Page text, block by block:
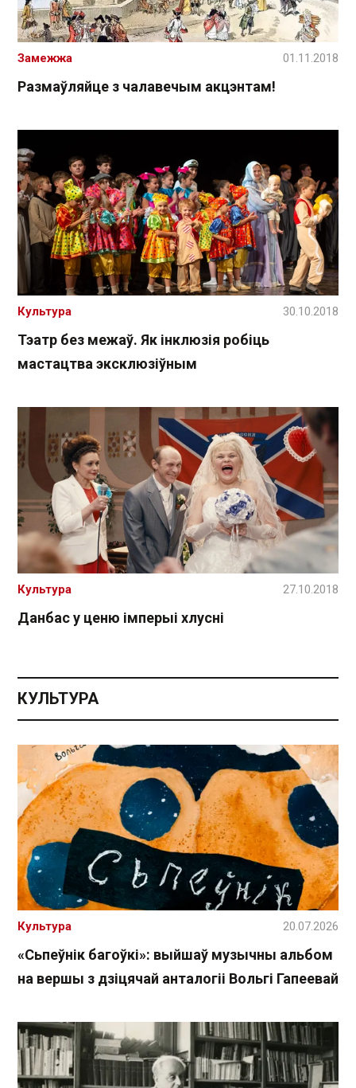
Размаўляйце з чалавечым акцэнтам!
Замежжа 01.11.2018
Тэатр без межаў. Як інклюзія робіць
мастацтва эксклюзіўным
Культура 30.10.2018
Данбас у ценю імперыі хлусні
Культура 27.10.2018
КУЛЬТУРА
«Сьпеўнік багоўкі»: выйшаў музычны альбом
на вершы з дзіцячай анталогіі Вольгі Гапеевай
Культура 20.07.2026